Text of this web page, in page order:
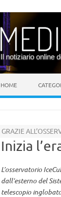
Il notiziario online
HOME
GRAZIE
Inizia
L’osservatorio
dall’esterno del
telescopio